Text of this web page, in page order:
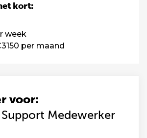
voor:
Medewerker
kort:
week
per maand